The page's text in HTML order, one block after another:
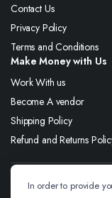
Contact Us
Privacy Policy
Terms and Conditions
Make Money with Us
Work With us
Become A vendor
Shipping Policy
Refund and Returns
Follow us:
In order to provide